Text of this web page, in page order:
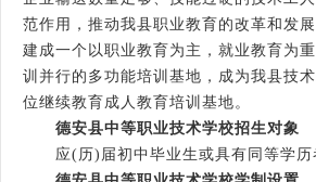
范作用，推动我县职业教育的改革和发
建成一个以职业教育为主，就业教育为
训并行的多功能培训基地，成为我县技
位继续教育成人教育培训基地。
德安县中等职业技术学校招生对象
应(历)届初中毕业生或具有同等学历